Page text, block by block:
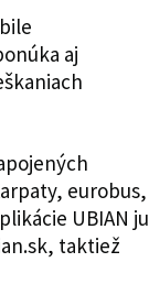
aj
eurobus,
UBIAN ju
taktiež